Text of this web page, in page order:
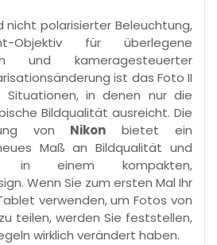
nicht polarisierter Beleuchtung,
Objektiv für überlegene
und kameragesteuerter
ist das Foto II
in denen nur die
Bildqualität ausreicht. Die
von Nikon bietet ein
Maß an Bildqualität und
in einem kompakten,
Wenn Sie zum ersten Mal Ihr
verwenden, um Fotos von
teilen, werden Sie feststellen,
wirklich verändert haben.